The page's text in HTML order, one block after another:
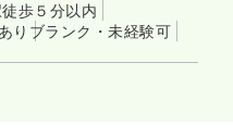
歩５分以内
り ブランク・未経験可